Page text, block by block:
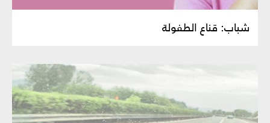
شباب: قناع الطفولة